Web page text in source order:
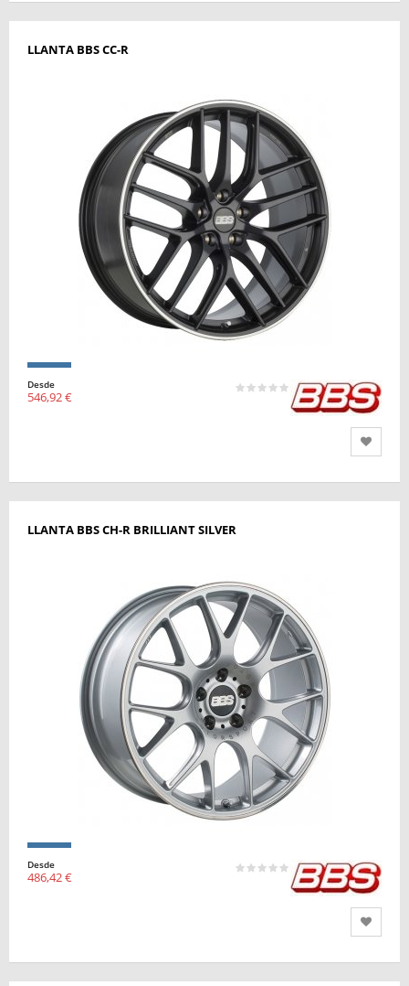
LLANTA BBS CC-R
Desde
546,92 €
LLANTA BBS CH-R BRILLIANT SILVER
Desde
486,42 €